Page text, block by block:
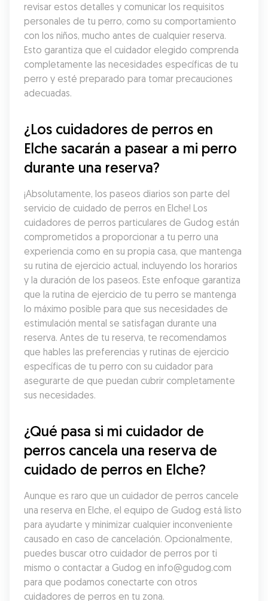
revisar estos detalles y comunicar los requisitos
personales de tu perro, como su comportamiento
con los niños, mucho antes de cualquier reserva.
Esto garantiza que el cuidador elegido comprenda
completamente las necesidades específicas de tu
perro y esté preparado para tomar precauciones
adecuadas.
¿Los cuidadores de perros en
Elche sacarán a pasear a mi perro
durante una reserva?
¡Absolutamente, los paseos diarios son parte del
servicio de cuidado de perros en Elche! Los
cuidadores de perros particulares de Gudog están
comprometidos a proporcionar a tu perro una
experiencia como en su propia casa, que mantenga
su rutina de ejercicio actual, incluyendo los horarios
y la duración de los paseos. Este enfoque garantiza
que la rutina de ejercicio de tu perro se mantenga
lo máximo posible para que sus necesidades de
estimulación mental se satisfagan durante una
reserva. Antes de tu reserva, te recomendamos
que hables las preferencias y rutinas de ejercicio
específicas de tu perro con su cuidador para
asegurarte de que puedan cubrir completamente
sus necesidades.
¿Qué pasa si mi cuidador de
perros cancela una reserva de
cuidado de perros en Elche?
Aunque es raro que un cuidador de perros cancele
una reserva en Elche, el equipo de Gudog está listo
para ayudarte y minimizar cualquier inconveniente
causado en caso de cancelación. Opcionalmente,
puedes buscar otro cuidador de perros por ti
mismo o contactar a Gudog en info@gudog.com
para que podamos conectarte con otros
cuidadores de perros en tu zona.